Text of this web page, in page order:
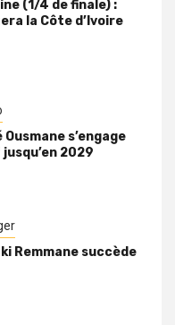
(1/4 de finale) :
la Côte d’Ivoire
Ousmane s’engage
jusqu’en 2029
Remmane succède